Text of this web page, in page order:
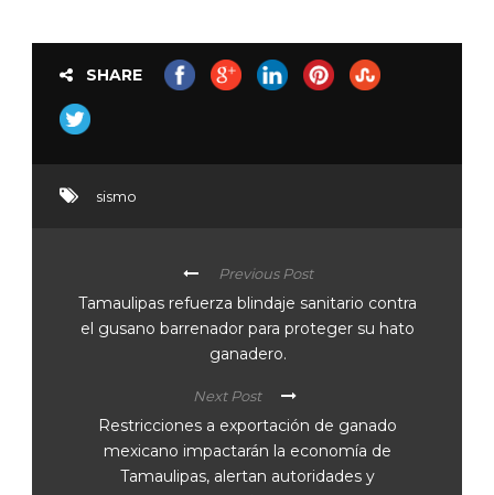
SHARE
sismo
Previous Post
Tamaulipas refuerza blindaje sanitario contra
el gusano barrenador para proteger su hato
ganadero.
Next Post
Restricciones a exportación de ganado
mexicano impactarán la economía de
Tamaulipas, alertan autoridades y